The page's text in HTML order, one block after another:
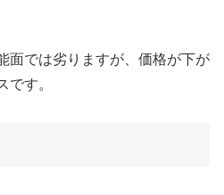
面では劣りますが、価格が下が
です。